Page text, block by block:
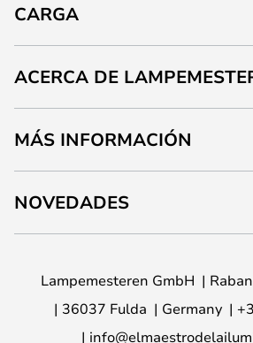
CARGA
ACERCA DE
MÁS INFORMACIÓN
NOVEDADES
Lampemesteren GmbH
36037 Fulda
Germany